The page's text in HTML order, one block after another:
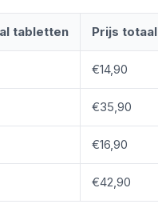
tabletten Prijs totaal
€14,90
€35,90
€16,90
€42,90